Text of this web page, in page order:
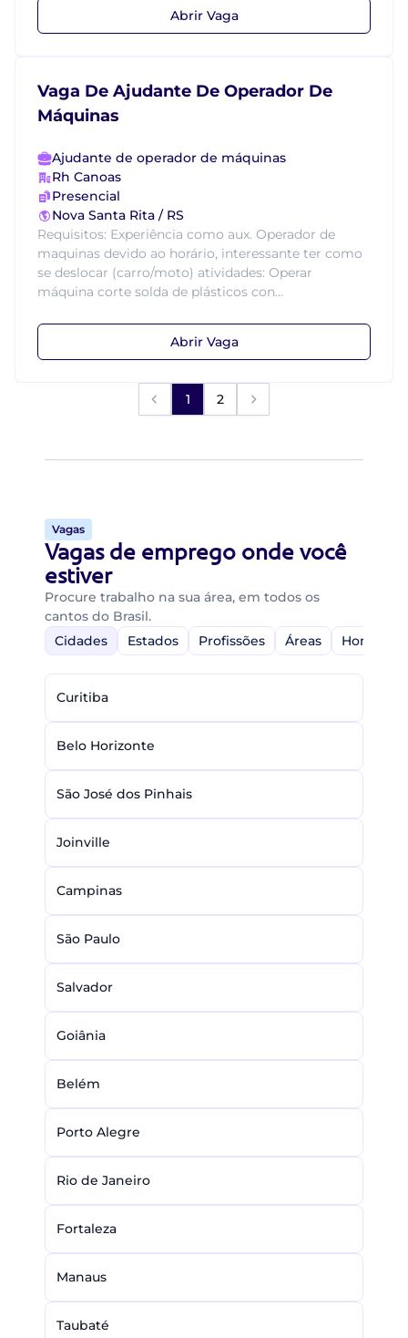
Abrir Vaga
Vaga De Ajudante De Operador De
Máquinas
Ajudante de operador de máquinas
Rh Canoas
Presencial
Nova Santa Rita / RS
Requisitos: Experiência como aux. Operador de
maquinas devido ao horário, interessante ter como
se deslocar (carro/moto) atividades: Operar
máquina corte solda de plásticos con...
Abrir Vaga
1 2
Vagas
Vagas de emprego onde você
estiver
Procure trabalho na sua área, em todos os
cantos do Brasil.
Cidades
Estados Profissões Áreas Home-
Curitiba
Belo Horizonte
São José dos Pinhais
Joinville
Campinas
São Paulo
Salvador
Goiânia
Belém
Porto Alegre
Rio de Janeiro
Fortaleza
Manaus
Taubaté